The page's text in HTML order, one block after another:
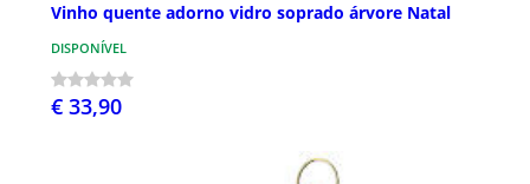
Vinho quente adorno vidro soprado árvore Natal
DISPONÍVEL
€ 33,90